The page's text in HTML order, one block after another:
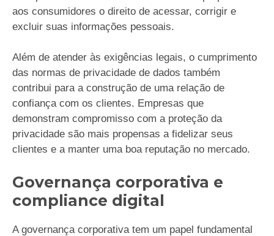
aos consumidores o direito de acessar, corrigir e
excluir suas informações pessoais.
Além de atender às exigências legais, o cumprimento
das normas de privacidade de dados também
contribui para a construção de uma relação de
confiança com os clientes. Empresas que
demonstram compromisso com a proteção da
privacidade são mais propensas a fidelizar seus
clientes e a manter uma boa reputação no mercado.
Governança corporativa e
compliance digital
A governança corporativa tem um papel fundamental